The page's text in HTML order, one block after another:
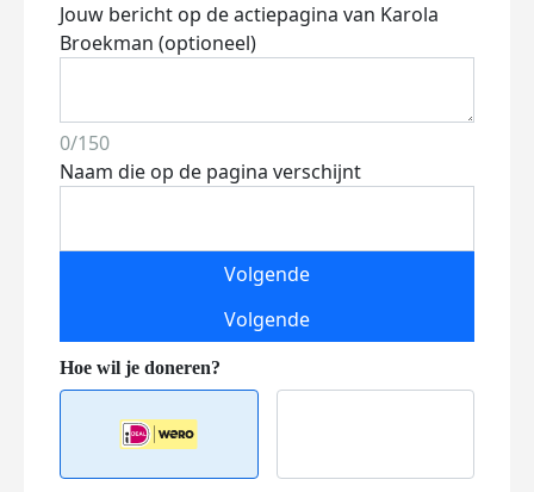
Jouw bericht op de actiepagina van Karola
Broekman (optioneel)
0/150
Naam die op de pagina verschijnt
Volgende
Volgende